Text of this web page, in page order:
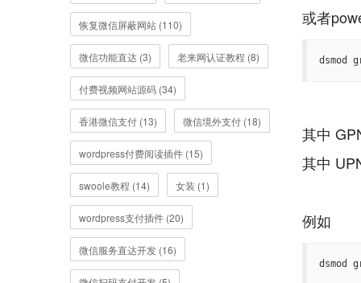
恢复微信屏蔽网站 (110)
微信功能直达 (3) 老来网认证教程 (8)
付费视频网站源码 (34)
香港微信支付 (13) 微信境外支付 (18)
wordpress付费阅读插件 (15)
swoole教程 (14) 女装 (1)
wordpress支付插件 (20)
微信服务直达开发 (16)
dsmod
其中
其中
dsmod